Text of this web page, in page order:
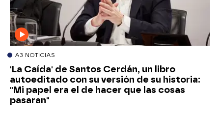
A3 NOTICIAS
'La Caída' de Santos Cerdán, un libro
autoeditado con su versión de su historia:
"Mi papel era el de hacer que las cosas
pasaran"